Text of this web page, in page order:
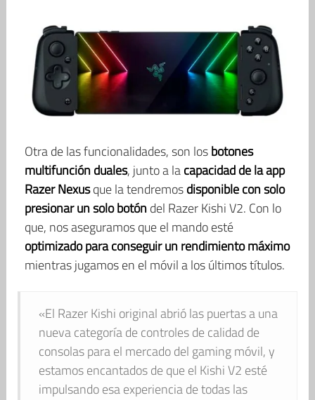
Otra de las funcionalidades, son losbotones
multifunción duales, junto a lacapacidad de la app
Razer Nexusque la tendremosdisponible con solo
presionar un solo botóndel Razer Kishi V2. Con lo
que, nos aseguramos que el mando esté
optimizado para conseguir un rendimiento máximo
mientras jugamos en el móvil a los últimos títulos.
«El Razer Kishi original abrió las puertas a una
nueva categoría de controles de calidad de
consolas para el mercado del gaming móvil, y
estamos encantados de que el Kishi V2 esté
impulsando esa experiencia de todas las